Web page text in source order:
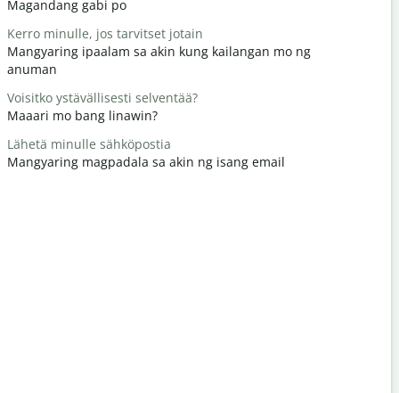
Magandang gabi po
Kerro minulle, jos tarvitset jotain
Mangyaring ipaalam sa akin kung kailangan mo ng
anuman
Voisitko ystävällisesti selventää?
Maaari mo bang linawin?
Lähetä minulle sähköpostia
Mangyaring magpadala sa akin ng isang email